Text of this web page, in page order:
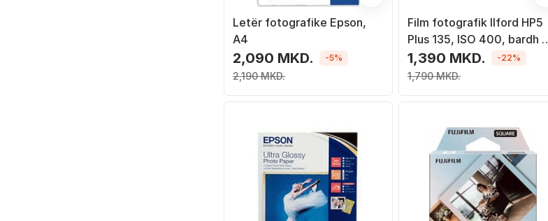
Letër fotografike Epson,
A4
2,090 MKD.
2,190 MKD.
-5%
Film fotografik Ilford HP5
Plus 135, ISO 400, bardh e
zi, 24 poza
1,390 MKD.
1,790 MKD.
-22%